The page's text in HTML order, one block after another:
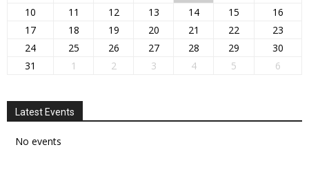
10
11 12 13 14 15
16
17
18 19 20 21 22
23
24
25 26 27 28 29
30
31
1 2 3 4 5 6
Latest Events
No events